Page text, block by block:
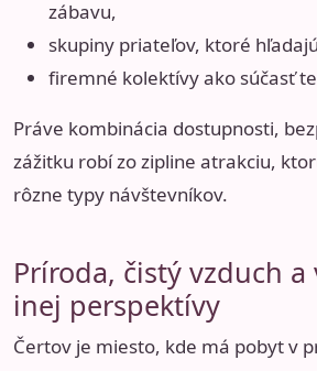
zábavu,
skupiny priateľov, ktoré
firemné kolektívy ako súčasť
Práve kombinácia dostupnosti,
zážitku robí zo zipline atrakciu,
rôzne typy návštevníkov.
Príroda, čistý vzduch a
inej perspektívy
Čertov je miesto, kde má pobyt v